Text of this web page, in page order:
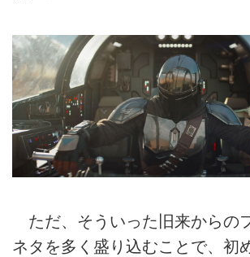
ただ、そういった旧来からの
ネタを多く盛り込むことで、初